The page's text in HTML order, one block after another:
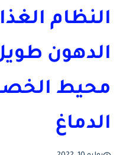
النظام
الدهون
محيط
الدماغ